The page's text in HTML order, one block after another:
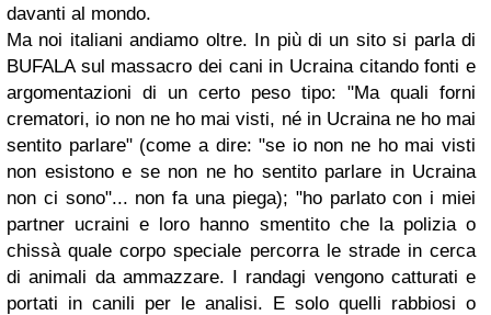
davanti al mondo.
Ma noi italiani andiamo oltre. In più di un sito si parla di
BUFALA sul massacro dei cani in Ucraina citando fonti e
argomentazioni di un certo peso tipo: "Ma quali forni
crematori, io non ne ho mai visti, né in Ucraina ne ho mai
sentito parlare" (come a dire: "se io non ne ho mai visti
non esistono e se non ne ho sentito parlare in Ucraina
non ci sono"... non fa una piega); "ho parlato con i miei
partner ucraini e loro hanno smentito che la polizia o
chissà quale corpo speciale percorra le strade in cerca
di animali da ammazzare. I randagi vengono catturati e
portati in canili per le analisi. E solo quelli rabbiosi o